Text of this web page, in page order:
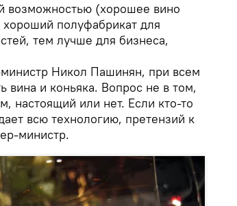
возможностью (хорошее вино
полуфабрикат для
тем лучше для бизнеса,
Никол Пашинян, при всем
вина и коньяка. Вопрос не в том,
настоящий или нет. Если кто-то
всю технологию, претензий к
министр.